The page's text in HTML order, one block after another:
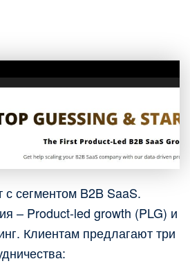
с сегментом B2B SaaS.
– Product-led growth (PLG) и
Клиентам предлагают три